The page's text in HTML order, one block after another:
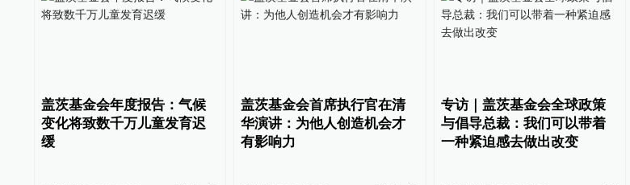
盖茨基金会年度报告：气候
变化将致数千万儿童发育迟
缓
盖茨基金会首席执行官在清
华演讲：为他人创造机会才
有影响力
专访｜盖茨基金会全球政策
与倡导总裁：我们可以带着
一种紧迫感去做出改变